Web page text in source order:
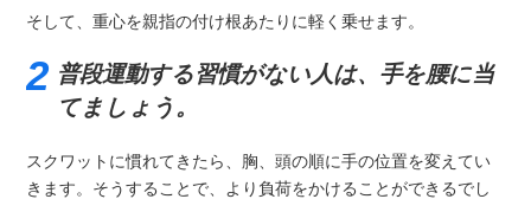
そして、重心を親指の付け根あたりに軽く乗せます。
普段運動する習慣がない人は、手を腰に当
てましょう。
スクワットに慣れてきたら、胸、頭の順に手の位置を変えてい
きます。そうすることで、より負荷をかけることができるでし